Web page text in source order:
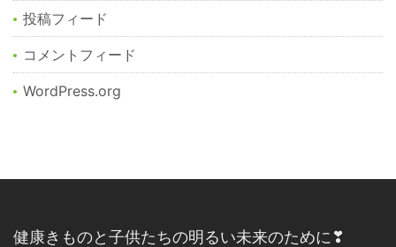
投稿フィード
コメントフィード
WordPress.org
健康きものと子供たちの明るい未来のために❣